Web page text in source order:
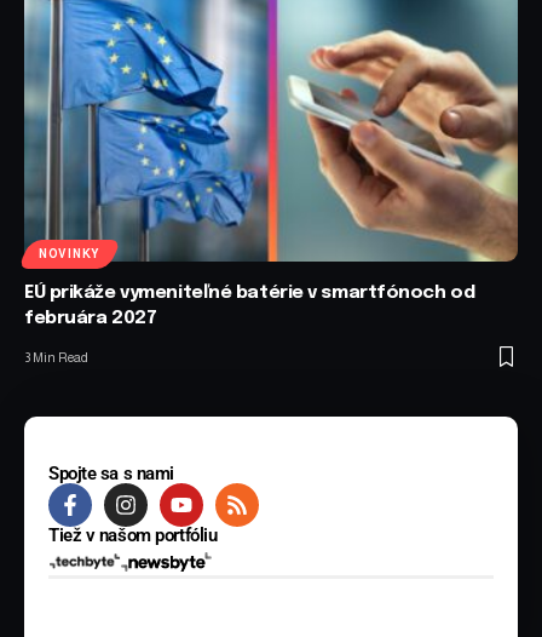
NOVINKY
EÚ prikáže vymeniteľné batérie v smartfónoch od
februára 2027
3 Min Read
Spojte sa s nami
Tiež v našom portfóliu